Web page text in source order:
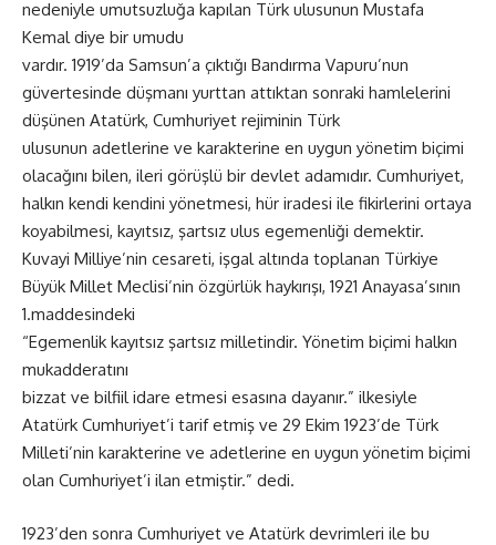
nedeniyle umutsuzluğa kapılan Türk ulusunun Mustafa
Kemal diye bir umudu
vardır. 1919’da Samsun’a çıktığı Bandırma Vapuru’nun
güvertesinde düşmanı yurttan attıktan sonraki hamlelerini
düşünen Atatürk, Cumhuriyet rejiminin Türk
ulusunun adetlerine ve karakterine en uygun yönetim biçimi
olacağını bilen, ileri görüşlü bir devlet adamıdır. Cumhuriyet,
halkın kendi kendini yönetmesi, hür iradesi ile fikirlerini ortaya
koyabilmesi, kayıtsız, şartsız ulus egemenliği demektir.
Kuvayi Milliye’nin cesareti, işgal altında toplanan Türkiye
Büyük Millet Meclisi’nin özgürlük haykırışı, 1921 Anayasa’sının
1.maddesindeki
“Egemenlik kayıtsız şartsız milletindir. Yönetim biçimi halkın
mukadderatını
bizzat ve bilfiil idare etmesi esasına dayanır.” ilkesiyle
Atatürk Cumhuriyet’i tarif etmiş ve 29 Ekim 1923’de Türk
Milleti’nin karakterine ve adetlerine en uygun yönetim biçimi
olan Cumhuriyet’i ilan etmiştir.” dedi.
1923’den sonra Cumhuriyet ve Atatürk devrimleri ile bu